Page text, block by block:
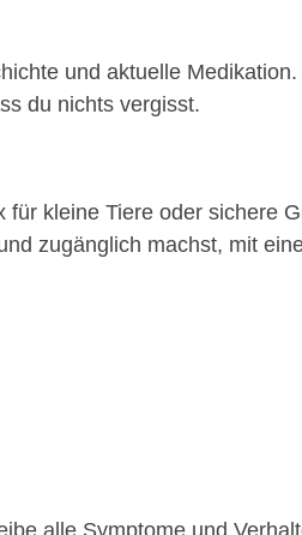
und aktuelle Medikation.
du nichts vergisst.
kleine Tiere oder sichere
zugänglich machst, mit